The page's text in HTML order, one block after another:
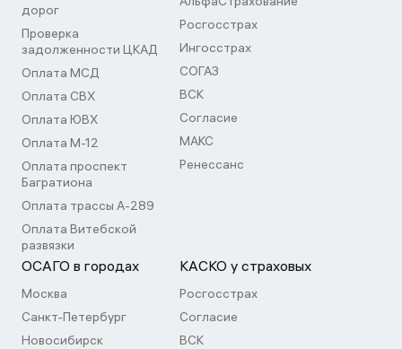
дорог
Проверка
задолженности ЦКАД
Оплата МСД
Оплата СВХ
Оплата ЮВХ
Оплата М-12
Оплата проспект
Багратиона
Оплата трассы А-289
Оплата Витебской
развязки
Росгосстрах
Ингосстрах
СОГАЗ
ВСК
Согласие
МАКС
Ренессанс
ОСАГО в городах
Москва
Санкт-Петербург
Новосибирск
КАСКО у страховых
Росгосстрах
Согласие
ВСК